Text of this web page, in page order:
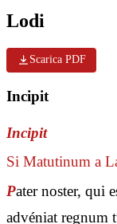
Lodi
Scarica PDF
Incipit
Incipit
Si Matutinum a
Pater noster, qui
advéniat regnum